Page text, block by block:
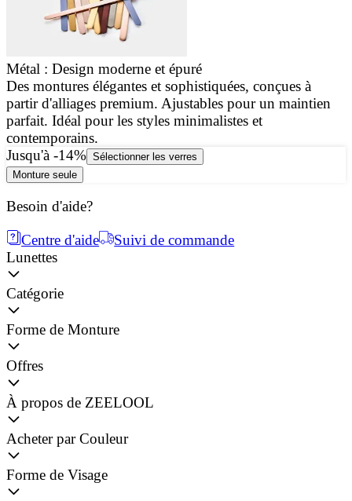
Métal : Design moderne et épuré
Des montures élégantes et sophistiquées, conçues à
partir d'alliages premium. Ajustables pour un maintien
parfait. Idéal pour les styles minimalistes et
contemporains.
Jusqu'à -14% Sélectionner les verres
Monture seule
Besoin d'aide?
Centre d'aide
Suivi de commande
Lunettes
Catégorie
Forme de Monture
Offres
À propos de ZEELOOL
Acheter par Couleur
Forme de Visage